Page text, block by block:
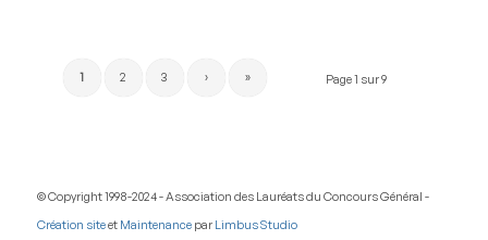
Page 1 sur 9
1 2 3 › »
© Copyright 1998-2024 - Association des Lauréats du Concours Général -
Création siteet Maintenancepar Limbus Studio